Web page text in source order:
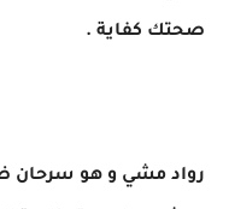
صحتك كفاية .
رواد مشي و هو